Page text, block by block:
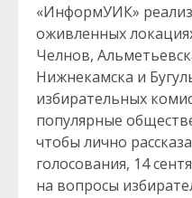
«ИнформУИК»
оживленных
Челнов,
Нижнекамска и
избирательных
популярные
чтобы лично
голосования, 14
на вопросы